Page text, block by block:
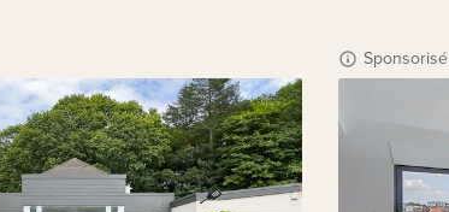
Sponsorisé